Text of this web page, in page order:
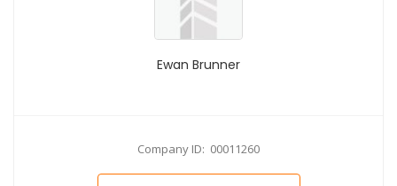
Ewan Brunner
Company ID: 00011260